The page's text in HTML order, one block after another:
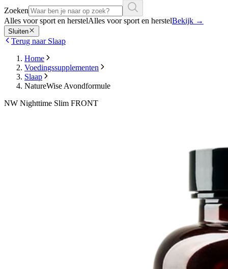
Zoeken
Alles voor sport en herstelAlles voor sport en herstelBekijk →
Sluiten
Terug naar Slaap
Home
Voedingssupplementen
Slaap
NatureWise Avondformule
NW Nighttime Slim FRONT